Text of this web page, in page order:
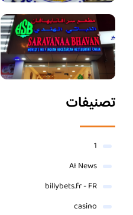
تصنيفات
1
AI News
billybets.fr - FR
casino